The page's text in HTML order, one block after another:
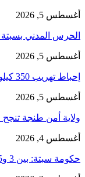
أغسطس 5, 2026
الحرس المدني
أغسطس 5, 2026
إحباط تهريب 350 كيلوغرامًا من الشيرا محشوة داخل قوالب…
أغسطس 5, 2026
ولاية أمن طنجة
أغسطس 4, 2026
حكومة سبتة: بين 3 و5 آلاف مهاجر ما زالوا داخل المدينة و862…